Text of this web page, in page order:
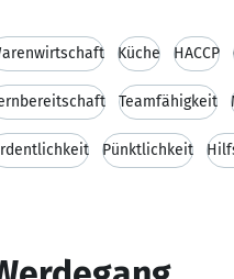
Küche HACCP
Teamfähigkeit
Pünktlichkeit